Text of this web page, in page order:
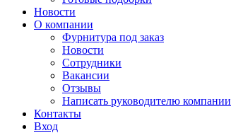
Новости
О компании
Фурнитура под заказ
Новости
Сотрудники
Вакансии
Отзывы
Написать руководителю компании
Контакты
Вход